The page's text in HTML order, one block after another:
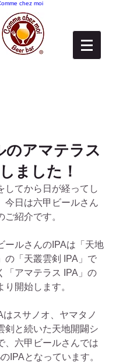
chez moi
のアマテラス
ました！
してから日が経ってし
今日は六甲ビールさん
紹介です。
ールさんのIPAは「天地
の「天叢雲剣 IPA」で
「アマテラス IPA」の
り開始します。
はスサノオ、ヤマタノ
剣と続いた天地開闢シ
、六甲ビールさんでは
IPAとなっています。